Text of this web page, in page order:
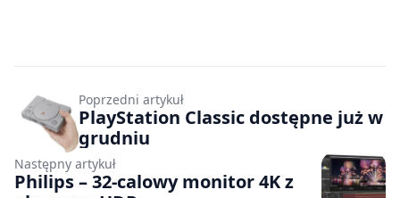
Poprzedni artykuł
PlayStation Classic dostępne już w
grudniu
Następny artykuł
Philips – 32-calowy monitor 4K z